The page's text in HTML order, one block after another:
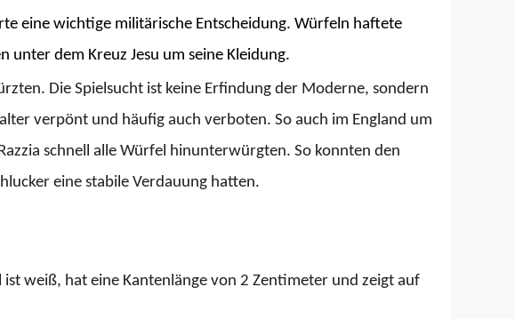
eine wichtige militärische Entscheidung. Würfeln haftete
unter dem Kreuz Jesu um seine Kleidung.
Die Spielsucht ist keine Erfindung der Moderne, sondern
verpönt und häufig auch verboten. So auch im England um
schnell alle Würfel hinunterwürgten. So konnten den
eine stabile Verdauung hatten.
weiß, hat eine Kantenlänge von 2 Zentimeter und zeigt auf